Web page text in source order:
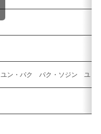
ン・パク パク・ソジン ユ・